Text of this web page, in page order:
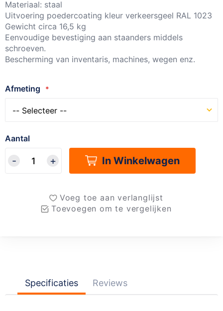
Materiaal: staal
Uitvoering poedercoating kleur verkeersgeel RAL 1023
Gewicht circa 16,5 kg
Eenvoudige bevestiging aan staanders middels
schroeven.
Bescherming van inventaris, machines, wegen enz.
Afmeting
Aantal
In Winkelwagen
Voeg toe aan verlanglijst
Toevoegen om te vergelijken
Specificaties Reviews